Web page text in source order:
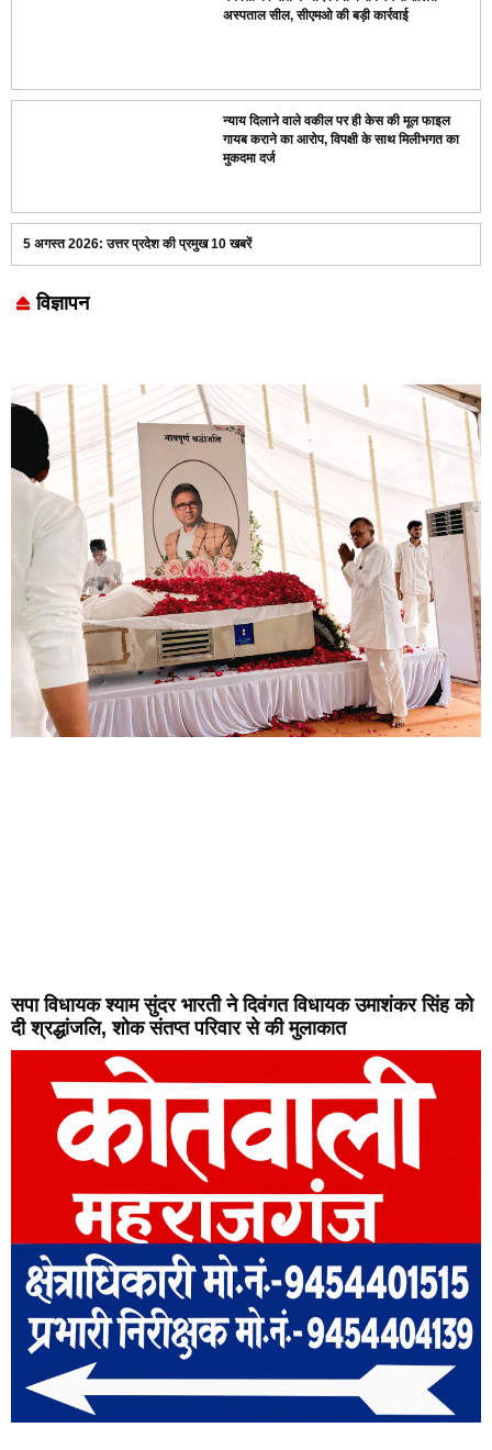
अस्पताल सील, सीएमओ की बड़ी कार्रवाई
न्याय दिलाने वाले वकील पर ही केस की मूल फाइल
गायब कराने का आरोप, विपक्षी के साथ मिलीभगत का
मुकदमा दर्ज
5 अगस्त 2026: उत्तर प्रदेश की प्रमुख 10 खबरें
विज्ञापन
सपा विधायक श्याम सुंदर भारती ने दिवंगत विधायक उमाशंकर सिंह को
दी श्रद्धांजलि, शोक संतप्त परिवार से की मुलाकात